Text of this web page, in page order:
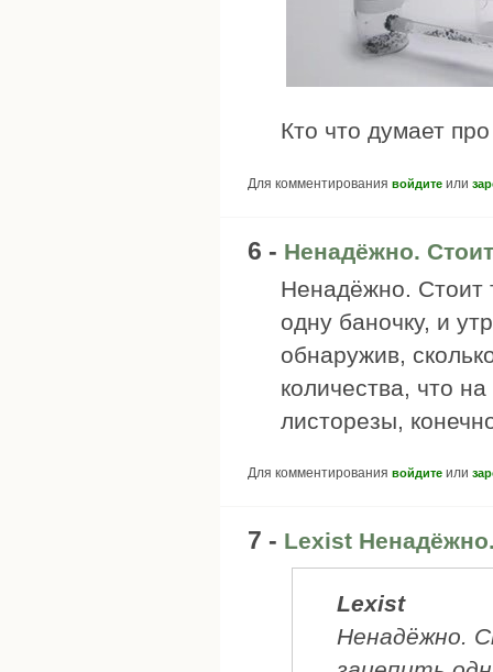
Кто что думает
Для комментирования войдите или
6 - Ненадёжно.
Ненадёжно. Стоит
одну баночку, и
обнаружив,
количества, что
листорезы,
Для комментирования войдите или
7 - Lexist
Lexist
Ненадёжно.